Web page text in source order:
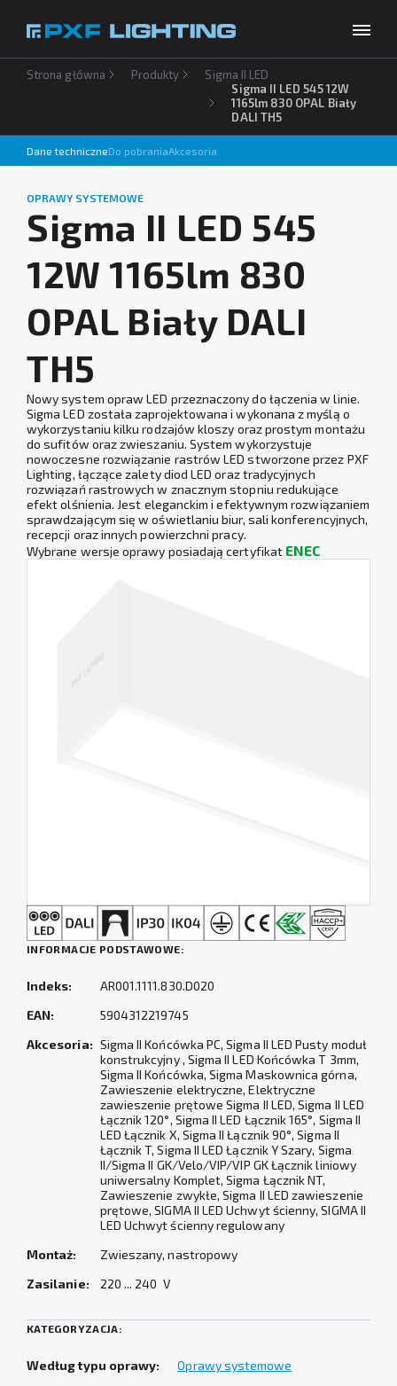
Produkty
Usługi
Baza wiedzy
O firmie
Do pobrania
Kontakt
Wybierz swój język PL
Strona główna Produkty
Sigma II LED
Sigma II LED 545 12W
1165lm 830 OPAL Biały
DALI TH5
Dane techniczneDo pobraniaAkcesoria
OPRAWY SYSTEMOWE
Sigma II LED 545
12W 1165lm 830
OPAL Biały DALI
TH5
Nowy system opraw LED przeznaczony do łączenia w linie.
Sigma LED została zaprojektowana i wykonana z myślą o
wykorzystaniu kilku rodzajów kloszy oraz prostym montażu
do sufitów oraz zwieszaniu. System wykorzystuje
nowoczesne rozwiązanie rastrów LED stworzone przez PXF
Lighting, łączące zalety diod LED oraz tradycyjnych
rozwiązań rastrowych w znacznym stopniu redukujące
efekt olśnienia. Jest eleganckim i efektywnym rozwiązaniem
sprawdzającym się w oświetlaniu biur, sali konferencyjnych,
recepcji oraz innych powierzchni pracy.
Wybrane wersje oprawy posiadają certyfikat ENEC
INFORMACJE PODSTAWOWE:
Indeks:
AR001.1111.830.D020
EAN:
5904312219745
Akcesoria: Sigma II Końcówka PC, Sigma II LED Pusty moduł
konstrukcyjny , Sigma II LED Końcówka T 3mm,
Sigma II Końcówka, Sigma Maskownica górna,
Zawieszenie elektryczne, Elektryczne
zawieszenie prętowe Sigma II LED, Sigma II LED
Łącznik 120°, Sigma II LED Łącznik 165°, Sigma II
LED Łącznik X, Sigma II Łącznik 90°, Sigma II
Łącznik T, Sigma II LED Łącznik Y Szary, Sigma
II/Sigma II GK/Velo/VIP/VIP GK Łącznik liniowy
uniwersalny Komplet, Sigma Łącznik NT,
Zawieszenie zwykłe, Sigma II LED zawieszenie
prętowe, SIGMA II LED Uchwyt ścienny, SIGMA II
LED Uchwyt ścienny regulowany
Montaż:
Zwieszany, nastropowy
Zasilanie:
220 ... 240 V
KATEGORYZACJA:
Według typu oprawy:
Oprawy systemowe